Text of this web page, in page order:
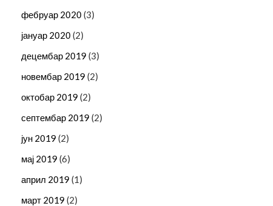
фебруар 2020 (3)
јануар 2020 (2)
децембар 2019 (3)
новембар 2019 (2)
октобар 2019 (2)
септембар 2019 (2)
јун 2019 (2)
мај 2019 (6)
април 2019 (1)
март 2019 (2)